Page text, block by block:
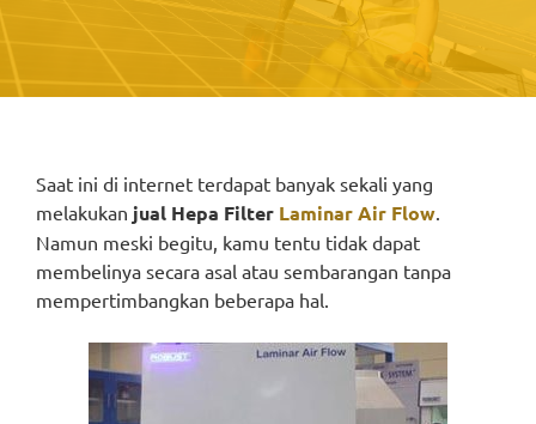
Saat ini di internet terdapat banyak sekali yang
melakukan jual Hepa Filter Laminar Air Flow.
Namun meski begitu, kamu tentu tidak dapat
membelinya secara asal atau sembarangan tanpa
mempertimbangkan beberapa hal.